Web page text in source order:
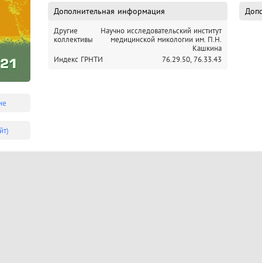
Дополнительная информация
Другие
коллективы
Научно исследовательский институт
медицинской микологии им. П.Н.
Кашкина
Индекс ГРНТИ
76.29.50, 76.33.43